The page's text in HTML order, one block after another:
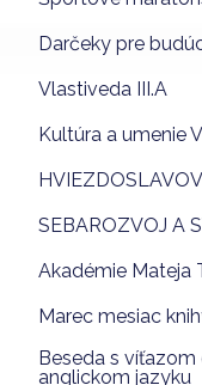
Darčeky pre
Vlastiveda III.A
Kultúra a umenie
SEBAROZVOJ A
Akadémie Mateja
Marec mesiac
Beseda s
anglickom jazyku